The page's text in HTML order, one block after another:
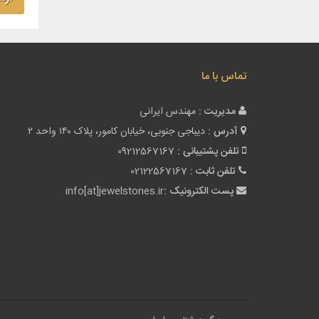
تماس با ما
مدیریت : مهندس ایرانی
آدرس : دیباجی جنوبی، خیابان کامور، پلاک ۱۴۰ واحد ۲
تلفن پشتیبانی : 09212567167
تلفن ثابت : 02122567167
پست الکترونیک :info[at]jewelstones.ir